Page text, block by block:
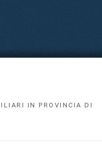
IN PROVINCIA DI